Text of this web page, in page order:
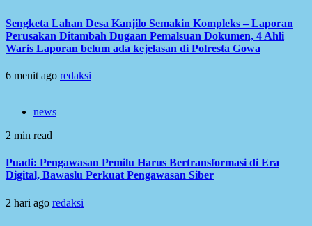
Sengketa Lahan Desa Kanjilo Semakin Kompleks – Laporan
Perusakan Ditambah Dugaan Pemalsuan Dokumen, 4 Ahli
Waris Laporan belum ada kejelasan di Polresta Gowa
6 menit ago redaksi
news
2 min read
Puadi: Pengawasan Pemilu Harus Bertransformasi di Era
Digital, Bawaslu Perkuat Pengawasan Siber
2 hari ago redaksi